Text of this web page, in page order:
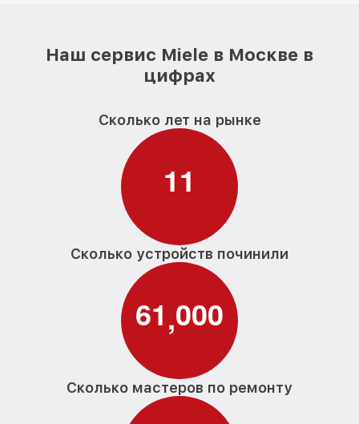
Наш сервис Miele в Москве в
цифрах
Сколько лет на рынке
11
Сколько устройств починили
61,000
Сколько мастеров по ремонту